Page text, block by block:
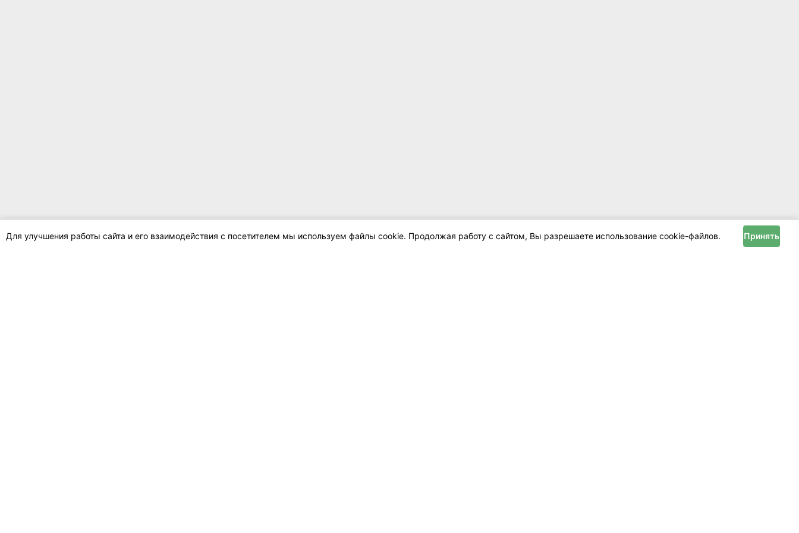
Для улучшения работы сайта и его взаимодействия с посетителем мы используем файлы cookie. Продолжая работу с сайтом, Вы разрешаете использование cookie-файлов. Принять